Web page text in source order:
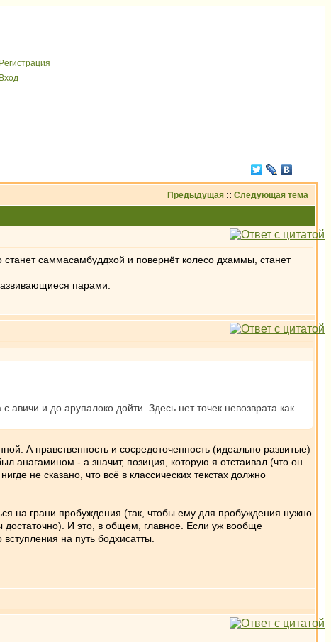
Peгиcтрaция
Вхoд
Предыдущая :: Следующая тема
саммасамбуддхой и повернёт колесо дхаммы, станет
парами.
и до арупалоко дойти. Здесь нет точек невозврата как
А нравственность и сосредоточенность (идеально развитые)
анагамином - а значит, позиция, которую я отстаивал (что он
не сказано, что всё в классических текстах должно
на грани пробуждения (так, чтобы ему для пробуждения нужно
достаточно). И это, в общем, главное. Если уж вообще
на путь бодхисатты.